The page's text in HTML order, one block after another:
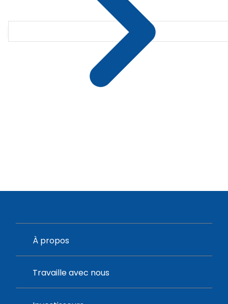
À propos
Travaille avec nous